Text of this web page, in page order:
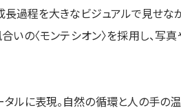
長過程を大きなビジュアルで見せな
いの〈モンテシオン〉を採用し、写
タルに表現。自然の循環と人の手の